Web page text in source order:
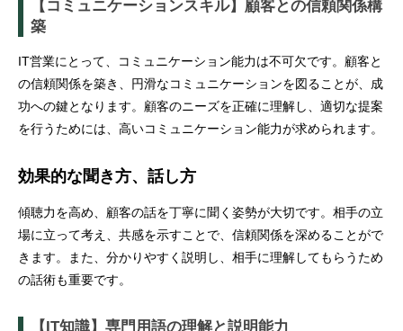
【コミュニケーションスキル】顧客との信頼関係構
築
IT営業にとって、コミュニケーション能力は不可欠です。顧客と
の信頼関係を築き、円滑なコミュニケーションを図ることが、成
功への鍵となります。顧客のニーズを正確に理解し、適切な提案
を行うためには、高いコミュニケーション能力が求められます。
効果的な聞き方、話し方
傾聴力を高め、顧客の話を丁寧に聞く姿勢が大切です。相手の立
場に立って考え、共感を示すことで、信頼関係を深めることがで
きます。また、分かりやすく説明し、相手に理解してもらうため
の話術も重要です。
【IT知識】専門用語の理解と説明能力